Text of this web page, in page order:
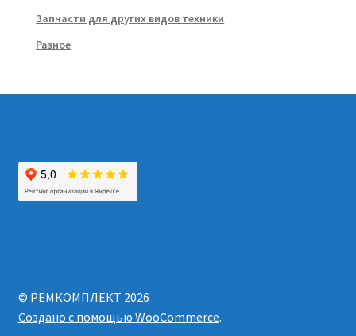
Запчасти для других видов техники
Разное
© РЕМКОМПЛЕКТ 2026
Создано с помощью WooCommerce.